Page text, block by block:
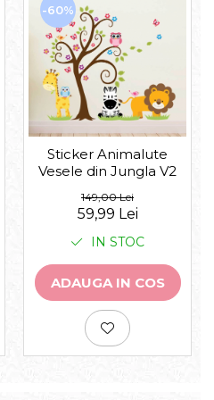
-60%
Sticker Animalute
Vesele din Jungla V2
149,00 Lei
59,99 Lei
IN STOC
ADAUGA IN COS